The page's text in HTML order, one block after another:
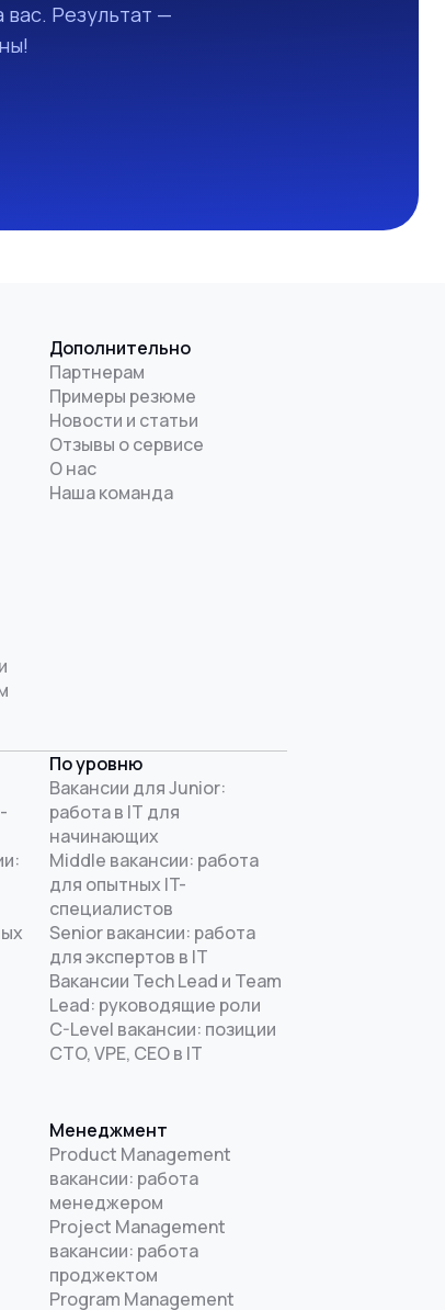
Результат —
Дополнительно
Партнерам
Примеры резюме
Новости и статьи
Отзывы о сервисе
О нас
Наша команда
По уровню
Вакансии для Junior:
работа в IT для
начинающих
Middle вакансии: работа
для опытных IT-
специалистов
Senior вакансии: работа
для экспертов в IT
Вакансии Tech Lead и Team
Lead: руководящие роли
C-Level вакансии: позиции
CTO, VPE, CEO в IT
Менеджмент
Product Management
вакансии: работа
менеджером
Project Management
вакансии: работа
проджектом
Program Management